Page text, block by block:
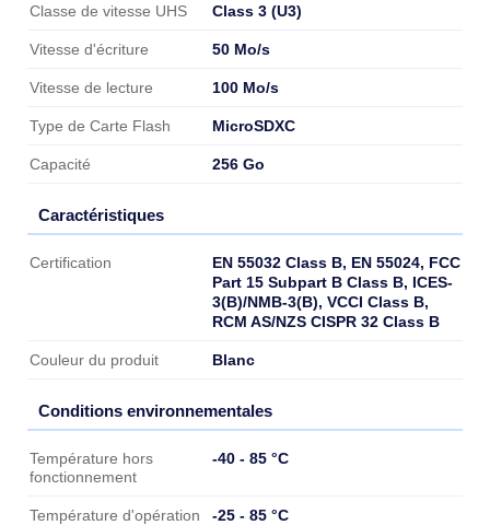
Classe de vitesse UHS Class 3 (U3)
Vitesse d'écriture 50 Mo/s
Vitesse de lecture 100 Mo/s
Type de Carte Flash MicroSDXC
Capacité 256 Go
Caractéristiques
Caractéristiques
Certification
EN 55032 Class B, EN 55024, FCC
Part 15 Subpart B Class B, ICES-
3(B)/NMB-3(B), VCCI Class B,
RCM AS/NZS CISPR 32 Class B
Couleur du produit Blanc
Conditions environnementales
Conditions environnementales
Température hors
fonctionnement
-40 - 85 °C
Température d'opération -25 - 85 °C